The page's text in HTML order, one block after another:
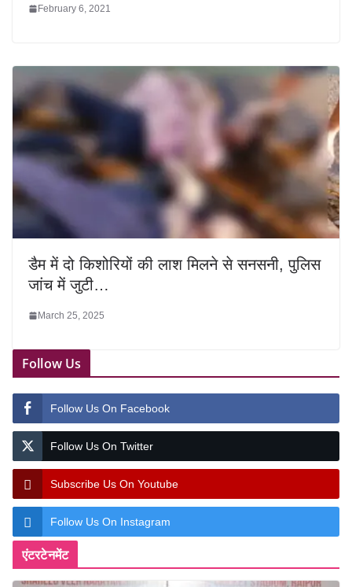
February 6, 2021
डैम में दो किशोरियों की लाश मिलने से सनसनी, पुलिस
जांच में जुटी…
March 25, 2025
Follow Us
Follow Us On Facebook
Follow Us On Twitter
Subscribe Us On Youtube
Follow Us On Instagram
एंटरटेनमेंट